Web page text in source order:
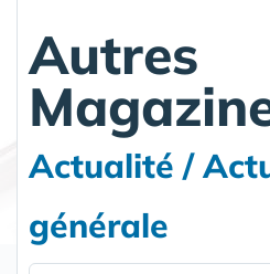
Autres
Actualité /
générale